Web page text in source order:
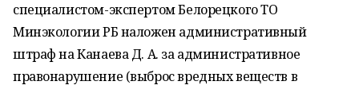
специалистом-экспертом Белорецкого ТО
Минэкологии РБ наложен административный
штраф на Канаева Д. А. за административное
правонарушение (выброс вредных веществ в